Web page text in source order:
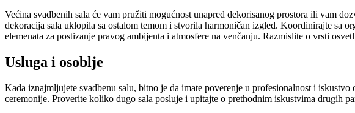
Većina svadbenih sala će vam pružiti mogućnost unapred dekorisanog prostora ili vam
dekoracija sala uklopila sa ostalom temom i stvorila harmoničan izgled. Koordinirajte sa
elemenata za postizanje pravog ambijenta i atmosfere na venčanju. Razmislite o vrsti
Usluga i osoblje
Kada iznajmljujete svadbenu salu, bitno je da imate poverenje u profesionalnost i
ceremonije. Proverite koliko dugo sala posluje i upitajte o prethodnim iskustvima drugih